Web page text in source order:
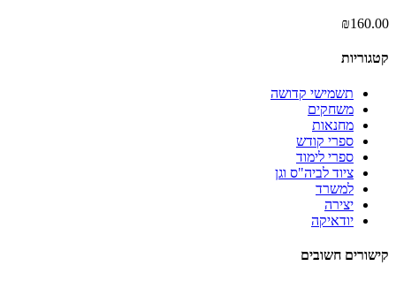
₪160.00
קטגוריות
תשמישי קדושה
משחקים
מחנאות
ספרי קודש
ספרי לימוד
ציוד לביה"ס וגן
למשרד
יצירה
יודאיקה
קישורים חשובים